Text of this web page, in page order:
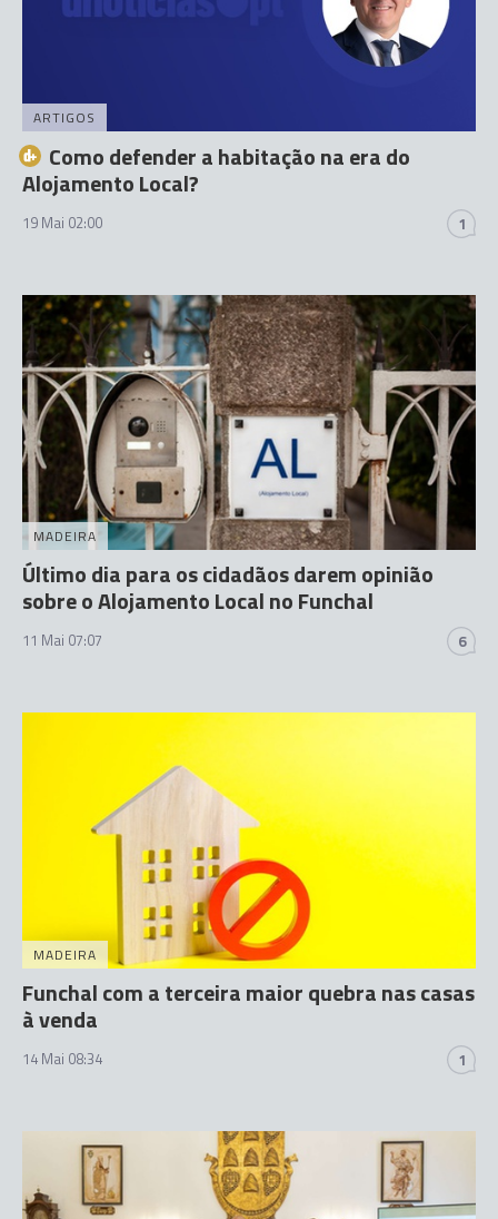
ARTIGOS
Como defender a habitação na era do
Alojamento Local?
19 Mai 02:00 1
MADEIRA
Último dia para os cidadãos darem opinião
sobre o Alojamento Local no Funchal
11 Mai 07:07 6
MADEIRA
Funchal com a terceira maior quebra nas casas
à venda
14 Mai 08:34 1